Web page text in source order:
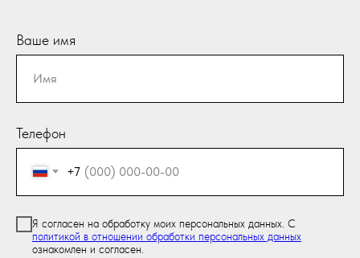
Ваше имя
Телефон
+7
Я согласен на обработку моих персональных данных. С
политикой в отношении обработки персональных данных
ознакомлен и согласен.